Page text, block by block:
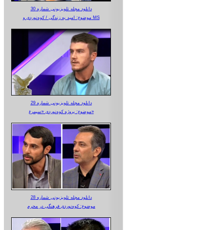
دانلود مجله تلویزیونی شماره 30
موضوع: امید به زندگی / کوه‌نوردی و MS
دانلود مجله تلویزیونی شماره 29
موضوع: پروژه کوه‌نوردی «سیمرغ»
دانلود مجله تلویزیونی شماره 28
موضوع: کوه‌نوردی فرهنگی در محرم